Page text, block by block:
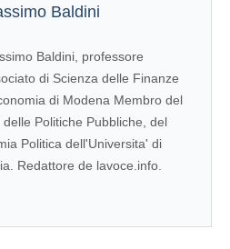
Baldini
Baldini, professore
di Scienza delle Finanze
di Modena Membro del
Politiche Pubbliche, del
Politica dell'Universita' di
Redattore de lavoce.info.